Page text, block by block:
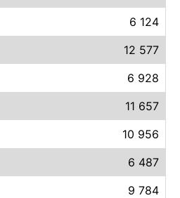
6 124
12 577
6 928
11 657
10 956
6 487
9 784